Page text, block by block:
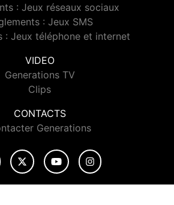
: Jeux réseaux sociaux
: Jeux SMS
: Jeux téléphone et internet
VIDEO
Generations TV
Clips
CONTACTS
Generations